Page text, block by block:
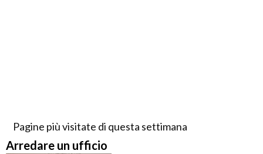
Pagine più visitate di questa settimana
Arredare un ufficio